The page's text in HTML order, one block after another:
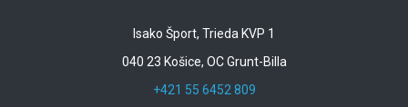
Isako Šport, Trieda KVP 1
040 23 Košice, OC Grunt-Billa
+421 55 6452 809